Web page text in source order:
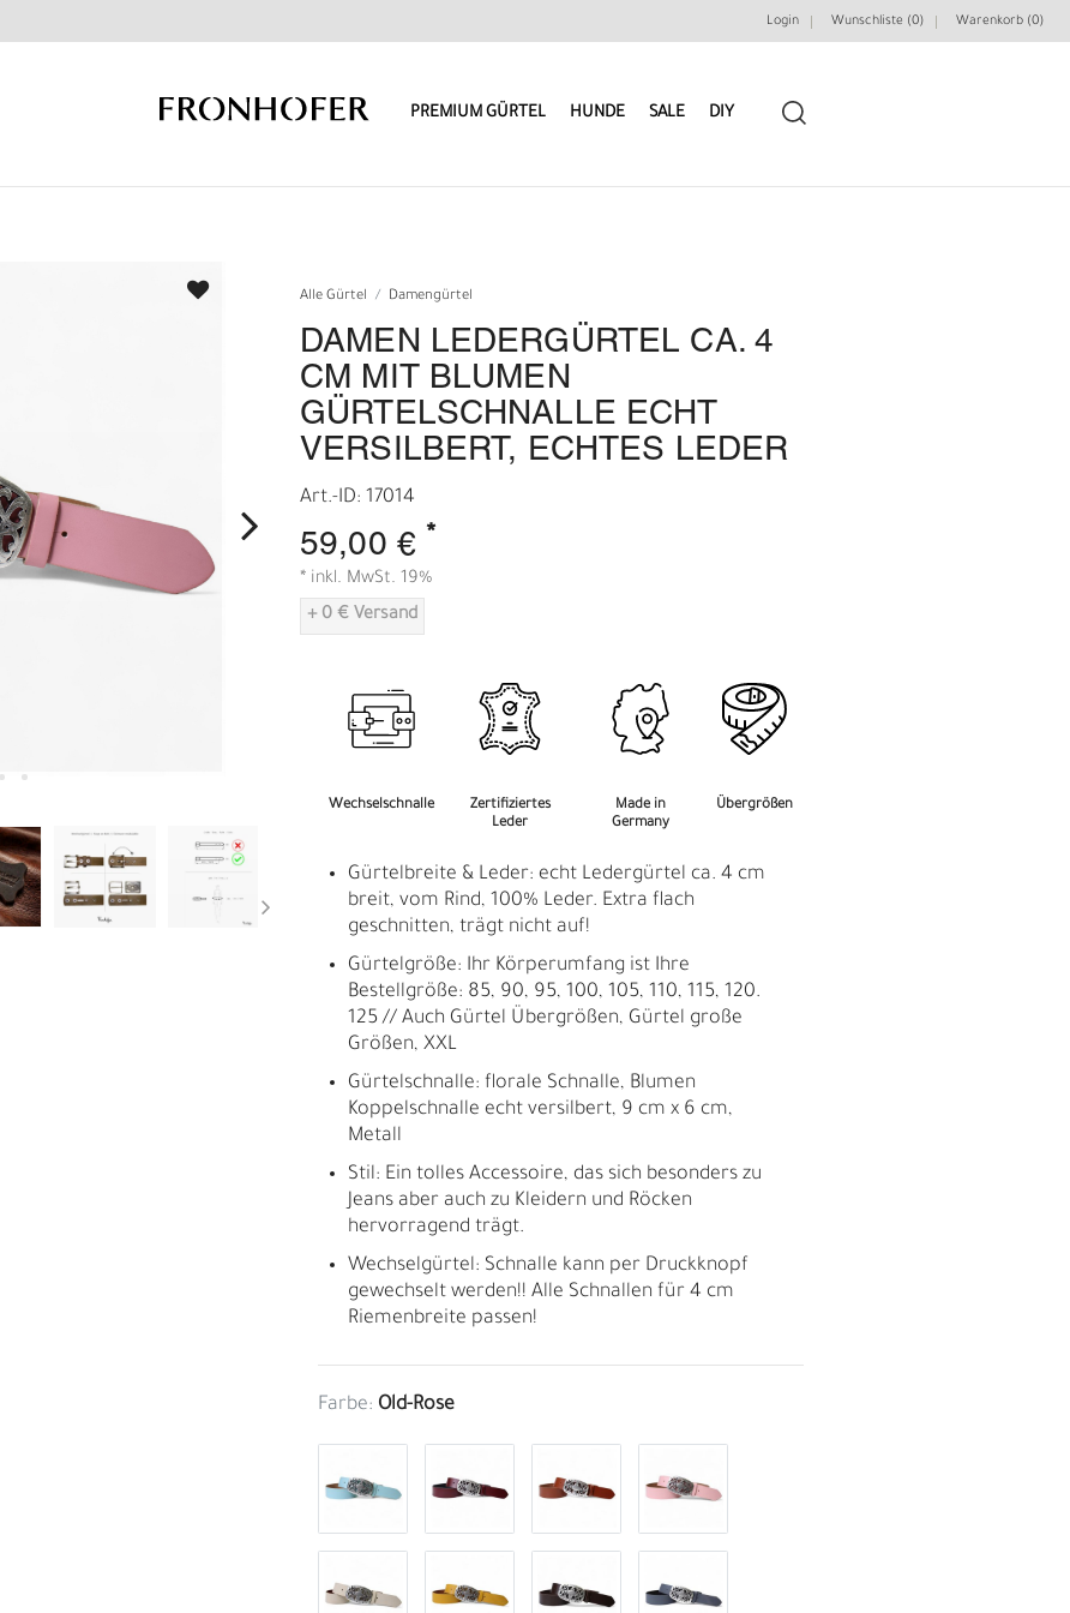
Login Wunschliste (0) Warenkorb (0)
A
PREMIUM GÜRTEL HUNDE SALE DIY
Alle Gürtel Damengürtel
DAMEN LEDERGÜRTEL CA. 4
CM MIT BLUMEN
GÜRTELSCHNALLE ECHT
VERSILBERT, ECHTES LEDER
Art.-ID: 17014
59,00 € *
* inkl. MwSt. 19%
+ 0 € Versand
Wechselschnalle
Zertifiziertes
Leder
Made in
Germany
Übergrößen
Gürtelbreite & Leder: echt Ledergürtel ca. 4 cm
breit, vom Rind, 100% Leder. Extra flach
geschnitten, trägt nicht auf!
Gürtelgröße: Ihr Körperumfang ist Ihre
Bestellgröße: 85, 90, 95, 100, 105, 110, 115, 120.
125 // Auch Gürtel Übergrößen, Gürtel große
Größen, XXL
Gürtelschnalle: florale Schnalle, Blumen
Koppelschnalle echt versilbert, 9 cm x 6 cm,
Metall
Stil: Ein tolles Accessoire, das sich besonders zu
Jeans aber auch zu Kleidern und Röcken
hervorragend trägt.
Wechselgürtel: Schnalle kann per Druckknopf
gewechselt werden!! Alle Schnallen für 4 cm
Riemenbreite passen!
Farbe: Old-Rose